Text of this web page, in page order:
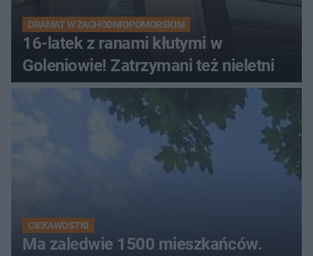
DRAMAT W ZACHODNIOPOMORSKIM
16-latek z ranami kłutymi w
Goleniowie! Zatrzymani też nieletni
CIEKAWOSTKI
Ma zaledwie 1500 mieszkańców.